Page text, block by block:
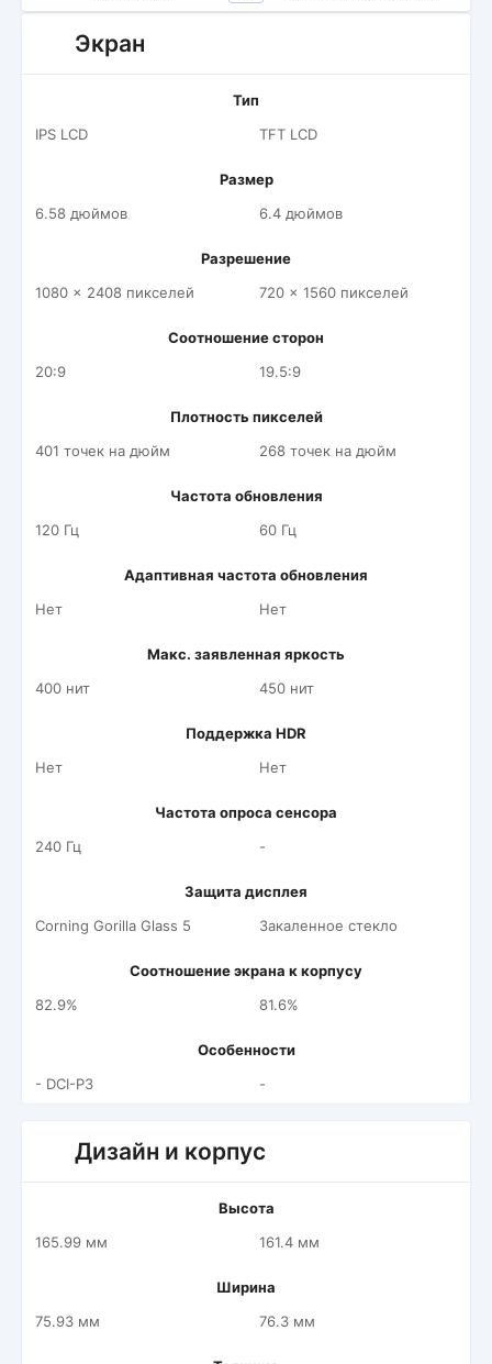
Экран
Тип
IPS LCD
TFT LCD
Размер
6.58 дюймов
6.4 дюймов
Разрешение
1080 x 2408 пикселей
720 x 1560 пикселей
Соотношение сторон
20:9
19.5:9
Плотность пикселей
401 точек на дюйм
268 точек на дюйм
Частота обновления
120 Гц
60 Гц
Адаптивная частота обновления
Нет
Нет
Макс. заявленная яркость
400 нит
450 нит
Поддержка HDR
Нет
Нет
Частота опроса сенсора
240 Гц
-
Защита дисплея
Corning Gorilla Glass 5
Закаленное стекло
Соотношение экрана к корпусу
82.9%
81.6%
Особенности
- DCI-P3
-
Дизайн и корпус
Высота
165.99 мм
161.4 мм
Ширина
75.93 мм
76.3 мм